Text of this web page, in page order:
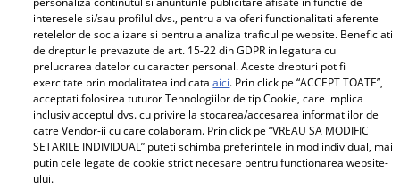
interesele si/sau profilul dvs., pentru a va oferi functionalitati aferente
retelelor de socializare si pentru a analiza traficul pe website. Beneficiati
de drepturile prevazute de art. 15-22 din GDPR in legatura cu
prelucrarea datelor cu caracter personal. Aceste drepturi pot fi
exercitate prin modalitatea indicataaici. Prin click pe “ACCEPT TOATE”,
acceptati folosirea tuturor Tehnologiilor de tip Cookie, care implica
inclusiv acceptul dvs. cu privire la stocarea/accesarea informatiilor de
catre Vendor-ii cu care colaboram. Prin click pe “VREAU SA MODIFIC
SETARILE INDIVIDUAL” puteti schimba preferintele in mod individual, mai
putin cele legate de cookie strict necesare pentru functionarea website-
ului.